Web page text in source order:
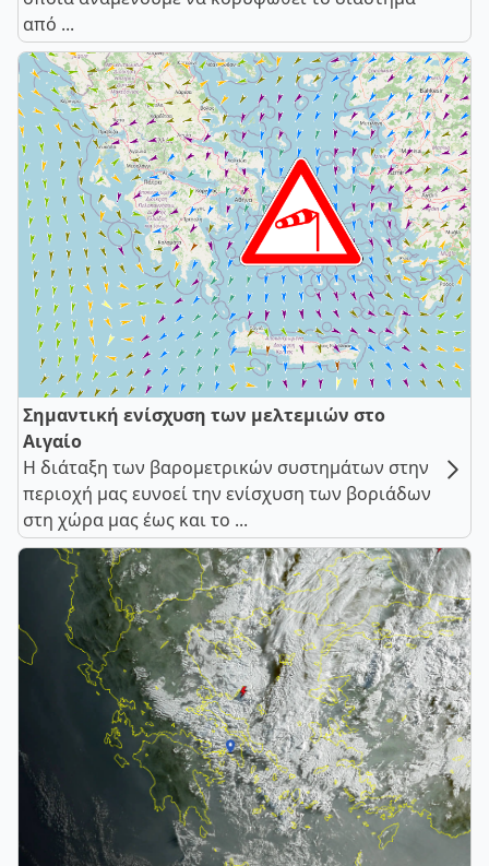
από ...
Σημαντική ενίσχυση των μελτεμιών στο
Αιγαίο
Η διάταξη των βαρομετρικών συστημάτων στην
περιοχή μας ευνοεί την ενίσχυση των βοριάδων
στη χώρα μας έως και το ...